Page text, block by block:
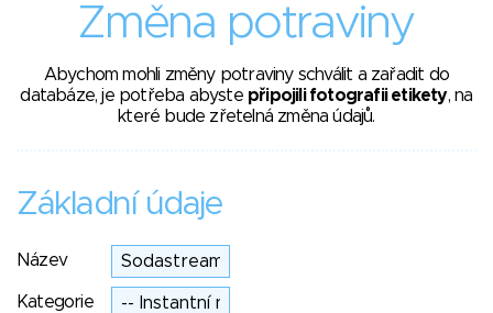
Změna potraviny
Abychom mohli změny potraviny schválit a zařadit do
databáze, je potřeba abyste připojili fotografii etikety, na
které bude zřetelná změna údajů.
Základní údaje
Název
Kategorie